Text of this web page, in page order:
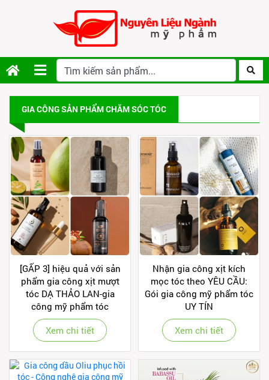
GIA CÔNG SẢN PHẨM CHĂM SÓC TÓC
[GẤP 3] hiệu quả với sản
phẩm gia công xịt mượt
tóc DẠ THẢO LAN-gia
công mỹ phẩm tóc
Xem chi tiết
Nhận gia công xịt kích
mọc tóc theo YÊU CẦU:
Gói gia công mỹ phẩm tóc
UY TÍN
Xem chi tiết